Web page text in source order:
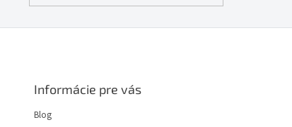
Informácie pre vás
Blog